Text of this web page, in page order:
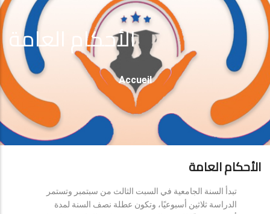
الأحكام العامة
Fil
D'Ariane
Accueil
الأحكام العامة
تبدأ السنة الجامعية في السبت الثالث من سبتمبر وتستمر
الدراسة ثلاثين أسبوعيًا، وتكون عطلة نصف السنة لمدة